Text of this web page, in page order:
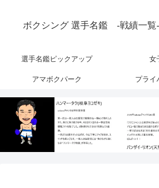
ボクシング 選手名鑑 -戦績一覧
選手名鑑ピックアップ 女
アマボクパーク プライ